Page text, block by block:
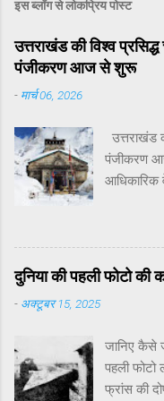
इस ब्लॉग से लोकप्रिय पोस्ट
उत्तराखंड की विश्व
पंजीकरण आज से शुरू
- मार्च 06, 2026
उत्तराखंड
पंजीकरण
आधिकारिक
टूरिस्ट
सकते हैं।
चारधाम
और
यात्रा में
अनिवार्य
लिए
दुनिया की पहली फोटो की
- अक्टूबर 15, 2025
जानिए कैसे
पहली फोटो
फ्रांस की